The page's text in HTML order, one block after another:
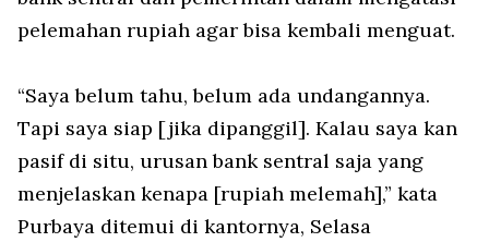
pelemahan rupiah agar bisa kembali menguat.
“Saya belum tahu, belum ada undangannya.
Tapi saya siap [jika dipanggil]. Kalau saya kan
pasif di situ, urusan bank sentral saja yang
menjelaskan kenapa [rupiah melemah],” kata
Purbaya ditemui di kantornya, Selasa